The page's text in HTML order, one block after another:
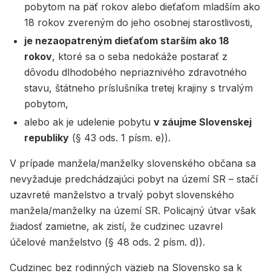
pobytom na päť rokov alebo dieťaťom mladším ako
18 rokov zvereným do jeho osobnej starostlivosti,
je nezaopatreným dieťaťom starším ako 18
rokov, ktoré sa o seba nedokáže postarať z
dôvodu dlhodobého nepriaznivého zdravotného
stavu, štátneho príslušníka tretej krajiny s trvalým
pobytom,
alebo ak je udelenie pobytu v záujme Slovenskej
republiky (§ 43 ods. 1 písm. e)).
V prípade manžela/manželky slovenského občana sa
nevyžaduje predchádzajúci pobyt na území SR – stačí
uzavreté manželstvo a trvalý pobyt slovenského
manžela/manželky na území SR. Policajný útvar však
žiadosť zamietne, ak zistí, že cudzinec uzavrel
účelové manželstvo (§ 48 ods. 2 písm. d)).
Cudzinec bez rodinných väzieb na Slovensko sa k